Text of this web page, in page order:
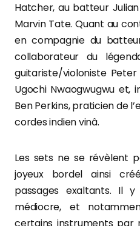
Hatcher, au batteur
Marvin Tate. Quant au
en compagnie du
collaborateur du
guitariste/violoniste
Ugochi Nwaogwugwu et,
Ben Perkins, praticien de
cordes indien vinâ.
Les sets ne se révèlent
joyeux bordel ainsi
passages exaltants. Il
médiocre, et